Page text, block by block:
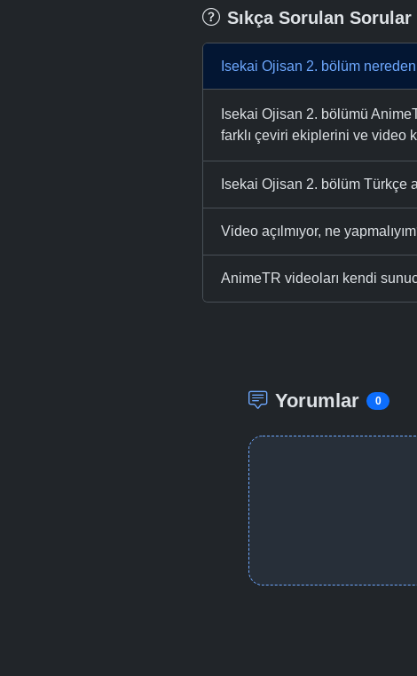
Sıkça Sorulan Sorular
Isekai Ojisan 2. bölüm
Isekai Ojisan 2. bölümü
farklı çeviri ekiplerini ve video
Isekai Ojisan 2. bölüm Türkçe
Video açılmıyor, ne
AnimeTR videoları kendi
Yorumlar 0